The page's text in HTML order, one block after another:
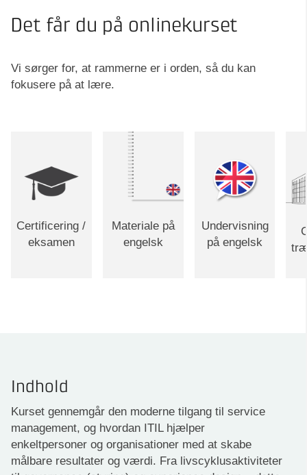
Det får du på onlinekurset
Vi sørger for, at rammerne er i orden, så du kan
fokusere på at lære.
Certificering /
eksamen
Materiale på
engelsk
Undervisning
på engelsk
Indhold
Kurset gennemgår den moderne tilgang til service
management, og hvordan ITIL hjælper
enkeltpersoner og organisationer med at skabe
målbare resultater og værdi. Fra livscyklusaktiviteter